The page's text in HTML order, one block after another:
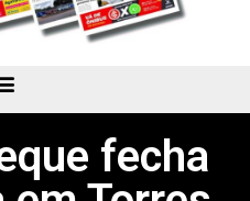
fecha